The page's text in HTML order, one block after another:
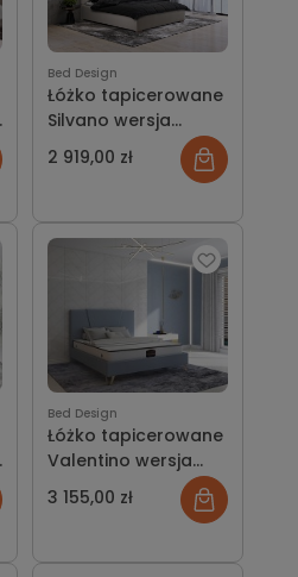
Bed Design
Łóżko tapicerowane
Silvano wersja
ramowa z
pojemnikiem lub bez
2 919,00 zł
Bed Design
Łóżko tapicerowane
Valentino wersja
Light z pojemnikiem
lub bez
3 155,00 zł